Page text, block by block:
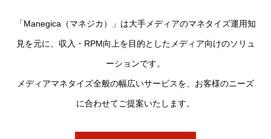
「Manegica（マネジカ）」は大手メディアのマネタイズ運用知
見を元に、収入・RPM向上を目的としたメディア向けのソリュ
ーションです。
メディアマネタイズ全般の幅広いサービスを、お客様のニーズ
に合わせてご提案いたします。